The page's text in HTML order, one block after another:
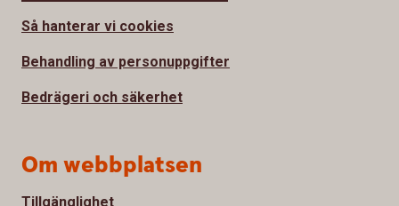
Så hanterar vi cookies
Behandling av personuppgifter
Bedrägeri och säkerhet
Om webbplatsen
Tillgänglighet